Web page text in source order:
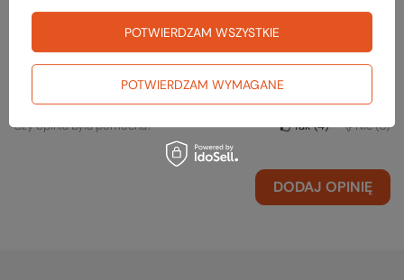
Zalety: - lekki, - duża liczba taśm mocujących, - miły dodatek w formie
linek i szpilek mocujących, - dodatkowe wzmocnienia w
newralgicznych miejscach, Przetestowany w warunkach deszczowych
Łukasz, Jasło
Czy opinia była pomocna?
Tak 4 Nie 0
DODAJ OPINIĘ
POTWIERDZAM WYMAGANE
POTWIERDZAM WSZYSTKIE